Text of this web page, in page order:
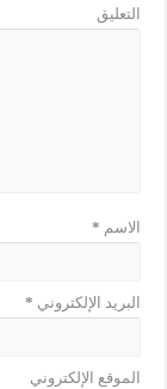
التعليق
الاسم *
البريد الإلكتروني *
الموقع الإلكتروني